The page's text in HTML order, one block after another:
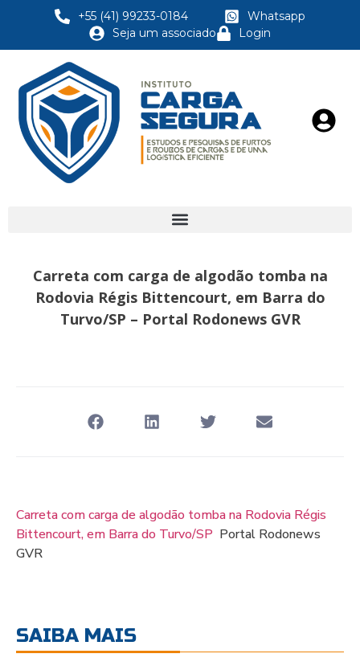
+55 (41) 99233-0184
Whatsapp
Seja um associado
Login
Carreta com carga de algodão tomba na
Rodovia Régis Bittencourt, em Barra do
Turvo/SP – Portal Rodonews GVR
Carreta com carga de algodão tomba na Rodovia Régis
Bittencourt, em Barra do Turvo/SP Portal Rodonews
GVR
SAIBA MAIS